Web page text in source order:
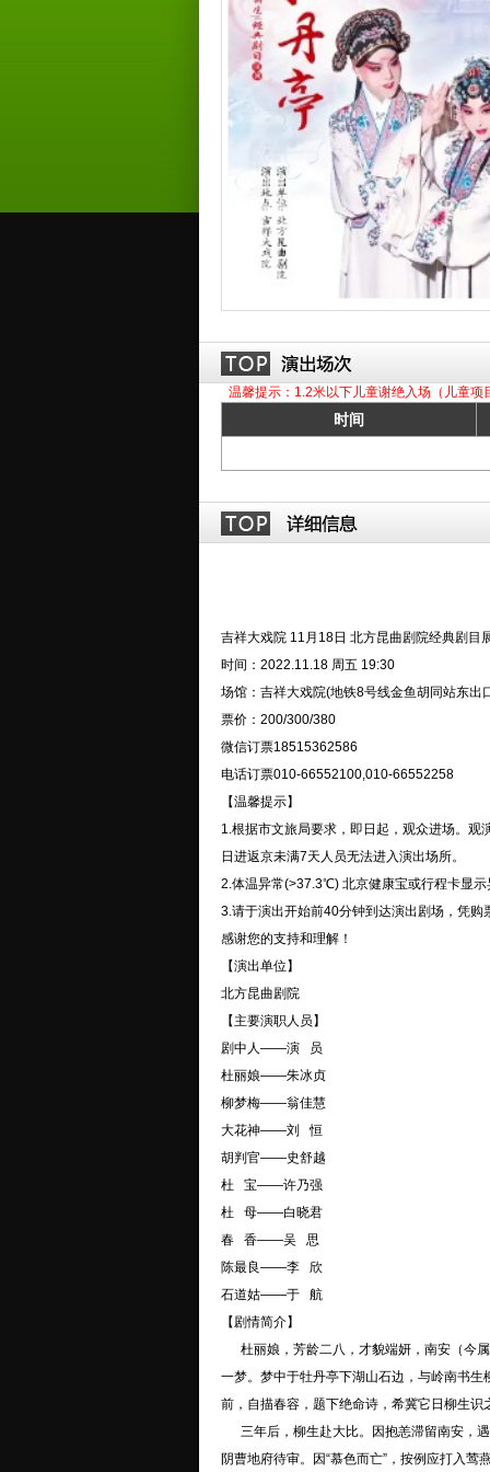
温馨提示：1.2米以下儿童谢绝入场（儿童
时间
吉祥大戏院 11月18日 北方昆曲剧院经典剧目
时间：2022.11.18 周五 19:30
场馆：吉祥大戏院(地铁8号线金鱼胡同站东出
票价：200/300/380
微信订票18515362586
电话订票010-66552100,010-66552258
【温馨提示】
1.根据市文旅局要求，即日起，观众进场。观
日进返京未满7天人员无法进入演出场所。
2.体温异常(>37.3℃) 北京健康宝或行程卡显
3.请于演出开始前40分钟到达演出剧场，凭
感谢您的支持和理解！
【演出单位】
北方昆曲剧院
【主要演职人员】
剧中人——演 员
杜丽娘——朱冰贞
柳梦梅——翁佳慧
大花神——刘 恒
胡判官——史舒越
杜 宝——许乃强
杜 母——白晓君
春 香——吴 思
陈最良——李 欣
石道姑——于 航
【剧情简介】
杜丽娘，芳龄二八，才貌端妍，南安（今属
一梦。梦中于牡丹亭下湖山石边，与岭南书
前，自描春容，题下绝命诗，希冀它日柳生
三年后，柳生赴大比。因抱恙滞留南安，遇
阴曹地府待审。因“慕色而亡”，按例应打入